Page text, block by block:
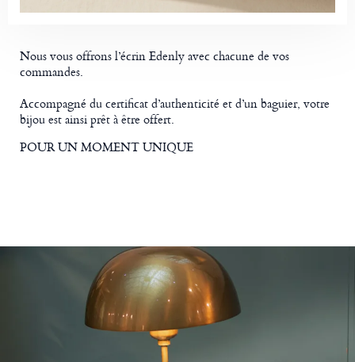
Nous vous offrons l’écrin Edenly avec chacune de vos
commandes.
Accompagné du certificat d’authenticité et d’un baguier, votre
bijou est ainsi prêt à être offert.
POUR UN MOMENT UNIQUE